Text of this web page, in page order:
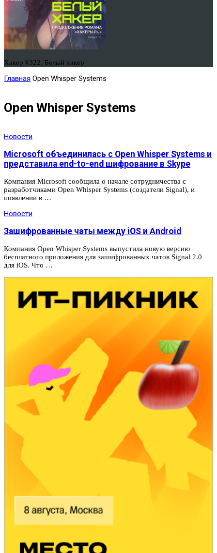
Хакер #322. Белый хакер
Главная Open Whisper Systems
Open Whisper Systems
Новости
Microsoft объединилась с Open Whisper Systems и
представила end-to-end шифрование в Skype
Компания Microsoft сообщила о начале сотрудничества с
разработчиками Open Whisper Systems (создатели Signal), и
появлении в …
Новости
Зашифрованные чаты между iOS и Android
Компания Open Whisper Systems выпустила новую версию
бесплатного приложения для зашифрованных чатов Signal 2.0
для iOS. Что …